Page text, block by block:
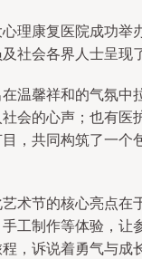
理康复医院成功举
及社会各界人士呈现
温馨祥和的气氛中
会的心声；也有医
，共同构筑了一个
术节的核心亮点在
手工制作等体验，让
，诉说着勇气与成